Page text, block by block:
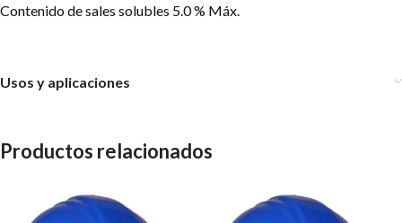
Contenido de sales solubles 5.0 % Máx.
Usos y aplicaciones
Productos relacionados